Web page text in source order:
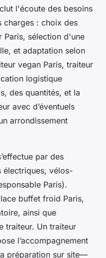
l'écoute des besoins
charges : choix des
Paris, sélection d'une
et adaptation selon
vegan Paris, traiteur
logistique
des quantités, et la
avec d’éventuels
arrondissement
par des
électriques, vélos-
Paris).
buffet froid Paris,
ainsi que
traiteur. Un traiteur
l’accompagnement
préparation sur site—